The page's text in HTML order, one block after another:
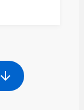
arrow_downward